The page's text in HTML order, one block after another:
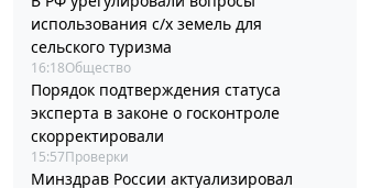
использования с/х земель для
сельского туризма
16:18Общество
Порядок подтверждения статуса
эксперта в законе о госконтроле
скорректировали
15:57Проверки
Минздрав России актуализировал